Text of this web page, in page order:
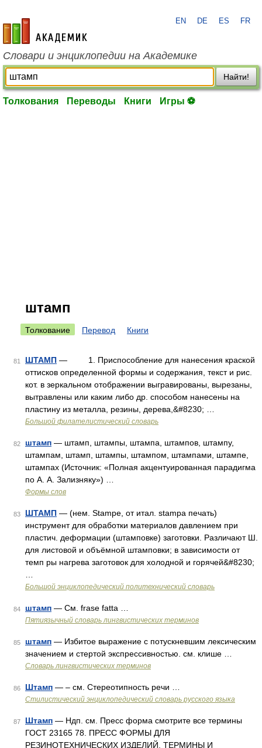
academic.ru
EN DE ES FR
Словари и энциклопедии на Академике
Найти!
Толкования Переводы Книги Игры ⚽
штамп
Толкование Перевод Книги
81 ШТАМП — 1. Приспособление для нанесения краской
оттисков определенной формы и содержания, текст и рис.
кот. в зеркальном отображении выгравированы, вырезаны,
вытравлены или каким либо др. способом нанесены на
пластину из металла, резины, дерева,&#8230; …
Большой филателистический словарь
82 штамп — штамп, штампы, штампа, штампов, штампу,
штампам, штамп, штампы, штампом, штампами, штампе,
штампах (Источник: «Полная акцентуированная парадигма
по А. А. Зализняку») …
Формы слов
83 ШТАМП — (нем. Stampe, от итал. stampa печать)
инструмент для обработки материалов давлением при
пластич. деформации (штамповке) заготовки. Различают Ш.
для листовой и объёмной штамповки; в зависимости от
темп ры нагрева заготовок для холодной и горячей&#8230;
Большой энциклопедический политехнический словарь
84 штамп — См. frase fatta …
Пятиязычный словарь лингвистических терминов
85 штамп — Избитое выражение с потускневшим лексическим
значением и стертой экспрессивностью. см. клише …
Словарь лингвистических терминов
86 Штамп — – см. Стереотипность речи …
Стилистический энциклопедический словарь русского языка
87 Штамп — Ндп. см. Пресс форма смотрите все термины
ГОСТ 23165 78. ПРЕСС ФОРМЫ ДЛЯ
РЕЗИНОТЕХНИЧЕСКИХ ИЗДЕЛИЙ. ТЕРМИНЫ И